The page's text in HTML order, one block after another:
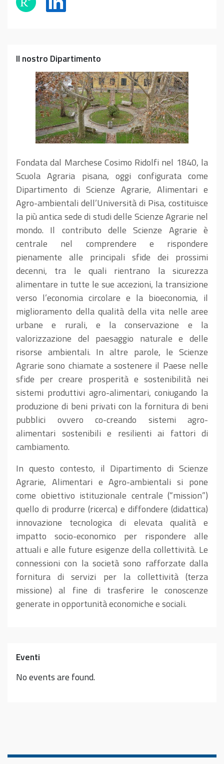
Il nostro Dipartimento
Fondata dal Marchese Cosimo Ridolfi nel 1840, la
Scuola Agraria pisana, oggi configurata come
Dipartimento di Scienze Agrarie, Alimentari e
Agro-ambientali dell’Università di Pisa, costituisce
la più antica sede di studi delle Scienze Agrarie nel
mondo. Il contributo delle Scienze Agrarie è
centrale nel comprendere e rispondere
pienamente alle principali sfide dei prossimi
decenni, tra le quali rientrano la sicurezza
alimentare in tutte le sue accezioni, la transizione
verso l’economia circolare e la bioeconomia, il
miglioramento della qualità della vita nelle aree
urbane e rurali, e la conservazione e la
valorizzazione del paesaggio naturale e delle
risorse ambientali. In altre parole, le Scienze
Agrarie sono chiamate a sostenere il Paese nelle
sfide per creare prosperità e sostenibilità nei
sistemi produttivi agro-alimentari, coniugando la
produzione di beni privati con la fornitura di beni
pubblici ovvero co-creando sistemi agro-
alimentari sostenibili e resilienti ai fattori di
cambiamento.
In questo contesto, il Dipartimento di Scienze
Agrarie, Alimentari e Agro-ambientali si pone
come obiettivo istituzionale centrale (“mission”)
quello di produrre (ricerca) e diffondere (didattica)
innovazione tecnologica di elevata qualità e
impatto socio-economico per rispondere alle
attuali e alle future esigenze della collettività. Le
connessioni con la società sono rafforzate dalla
fornitura di servizi per la collettività (terza
missione) al fine di trasferire le conoscenze
generate in opportunità economiche e sociali.
Eventi
No events are found.